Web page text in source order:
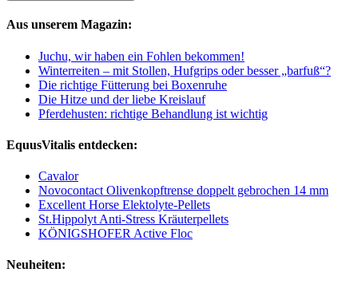
Aus unserem Magazin:
Juchu, wir haben ein Fohlen bekommen!
Winterreiten – mit Stollen, Hufgrips oder besser „barfuß“?
Die richtige Fütterung bei Boxenruhe
Die Hitze und der liebe Kreislauf
Pferdehusten: richtige Behandlung ist wichtig
EquusVitalis entdecken:
Cavalor
Novocontact Olivenkopftrense doppelt gebrochen 14 mm
Excellent Horse Elektolyte-Pellets
St.Hippolyt Anti-Stress Kräuterpellets
KÖNIGSHOFER Active Floc
Neuheiten: